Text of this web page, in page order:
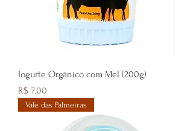
Iogurte Orgânico com Mel (200g)
Preço
R$ 7,00
Vale das Palmeiras